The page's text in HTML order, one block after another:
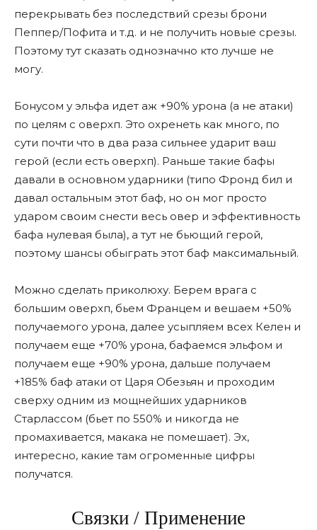
перекрывать без последствий срезы брони
Пеппер/Пофита и т.д. и не получить новые срезы.
Поэтому тут сказать однозначно кто лучше не
могу.
Бонусом у эльфа идет аж +90% урона (а не атаки)
по целям с оверхп. Это охренеть как много, по
сути почти что в два раза сильнее ударит ваш
герой (если есть оверхп). Раньше такие бафы
давали в основном ударники (типо Фронд бил и
давал остальным этот баф, но он мог просто
ударом своим снести весь овер и эффективность
бафа нулевая была), а тут не бьющий герой,
поэтому шансы обыграть этот баф максимальный.
Можно сделать приколюху. Берем врага с
большим оверхп, бьем Францем и вешаем +50%
получаемого урона, далее усыпляем всех Келен и
получаем еще +70% урона, бафаемся эльфом и
получаем еще +90% урона, дальше получаем
+185% баф атаки от Царя Обезьян и проходим
сверху одним из мощнейших ударников
Старлассом (бьет по 550% и никогда не
промахивается, макака не помешает). Эх,
интересно, какие там огроменные цифры
получатся.
Связки / Применение